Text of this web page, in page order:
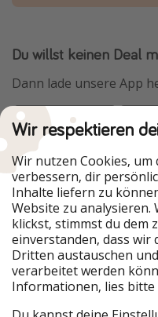
Du willst keinen Deal
Dann lade unsere App
Urlaubspiraten ist Teil
Unsere Märkte
PiratinViaggio
VakantiePiraten
VoyagesPirates
Urlaubspiraten
TravelPirates
Wir respektieren
Wir nutzen Cookies,
verbessern, dir
Inhalte liefern zu
Website zu
klickst, stimmst du dem
einverstanden, dass
Dritten austauschen
verarbeitet werden
Informationen, lies bitte